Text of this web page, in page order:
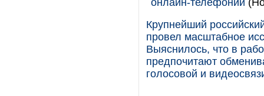
Крупнейший
провел масштабное
Выяснилось, что в
предпочитают
голосовой и